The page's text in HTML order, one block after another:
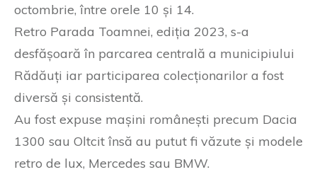
octombrie, între orele 10 și 14.
Retro Parada Toamnei, ediția 2023, s-a
desfășoară în parcarea centrală a municipiului
Rădăuți iar participarea colecționarilor a fost
diversă și consistentă.
Au fost expuse mașini românești precum Dacia
1300 sau Oltcit însă au putut fi văzute și modele
retro de lux, Mercedes sau BMW.